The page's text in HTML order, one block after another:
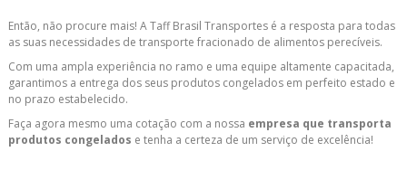
Então, não procure mais! A Taff Brasil Transportes é a resposta para todas
as suas necessidades de transporte fracionado de alimentos perecíveis.
Com uma ampla experiência no ramo e uma equipe altamente capacitada,
garantimos a entrega dos seus produtos congelados em perfeito estado e
no prazo estabelecido.
Faça agora mesmo uma cotação com a nossa empresa que transporta
produtos congelados e tenha a certeza de um serviço de excelência!